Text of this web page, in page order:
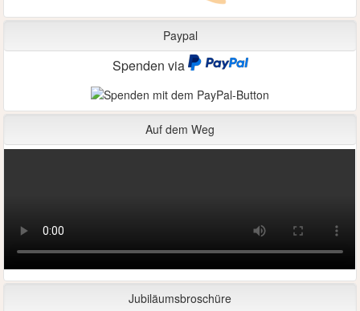
Paypal
Spenden via
Auf dem Weg
Jubiläumsbroschüre